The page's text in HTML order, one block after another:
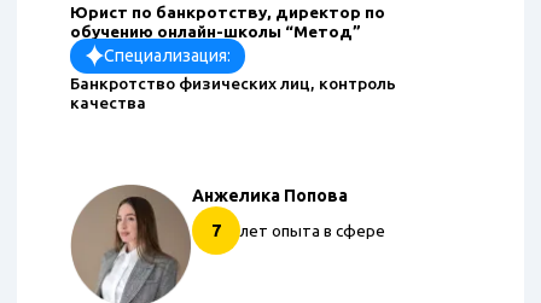
Юрист по банкротству, директор по
обучению онлайн-школы “Метод”
Специализация:
Банкротство физических лиц, контроль
качества
Анжелика Попова
7
лет опыта в сфере